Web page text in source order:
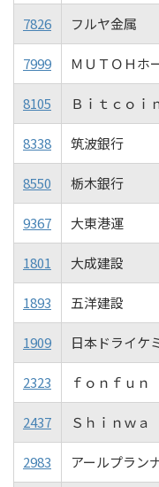
7826 フルヤ金属
7999 ＭＵＴＯＨホ
8105 Ｂｉｔｃｏ
8338 筑波銀行
8550 栃木銀行
9367 大東港運
1801 大成建設
1893 五洋建設
1909 日本ドライケ
2323 ｆｏｎｆｕｎ
2437 Ｓｈｉｎｗ
2983 アールプラン